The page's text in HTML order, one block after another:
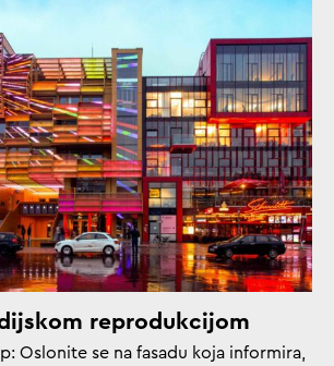
reprodukcijom
Oslonite se na fasadu koja informira,